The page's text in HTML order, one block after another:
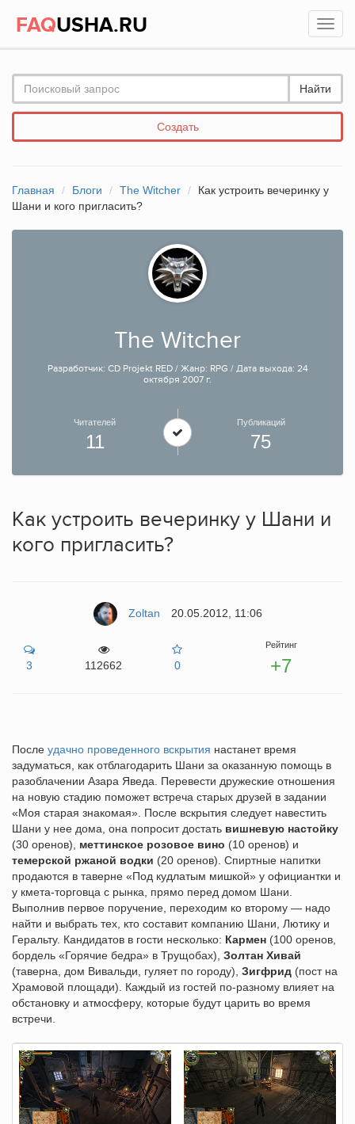
FAQUSHA.RU
Найти
Создать
Главная Блоги The Witcher
Как устроить вечеринку у
Шани и кого пригласить?
The Witcher
Разработчик: CD Projekt RED / Жанр: RPG / Дата выхода: 24
октября 2007 г.
Читателей
11
Публикаций
75
Как устроить вечеринку у Шани и
кого пригласить?
Zoltan 20.05.2012, 11:06
3 112662 0
Рейтинг
+7
После удачно проведенного вскрытия настанет время
задуматься, как отблагодарить Шани за оказанную помощь в
разоблачении Азара Яведа. Перевести дружеские отношения
на новую стадию поможет встреча старых друзей в задании
«Моя старая знакомая». После вскрытия следует навестить
Шани у нее дома, она попросит достать вишневую настойку
(30 оренов), меттинское розовое вино (10 оренов) и
темерской ржаной водки (20 оренов). Спиртные напитки
продаются в таверне «Под кудлатым мишкой» у официантки и
у кмета-торговца с рынка, прямо перед домом Шани.
Выполнив первое поручение, переходим ко второму — надо
найти и выбрать тех, кто составит компанию Шани, Лютику и
Геральту. Кандидатов в гости несколько: Кармен (100 оренов,
бордель «Горячие бедра» в Трущобах), Золтан Хивай
(таверна, дом Вивальди, гуляет по городу), Зигфрид (пост на
Храмовой площади). Каждый из гостей по-разному влияет на
обстановку и атмосферу, которые будут царить во время
встречи.